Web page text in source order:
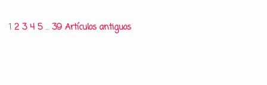
Paginación
1 2 3 4 5 … 39 Artículos antiguos